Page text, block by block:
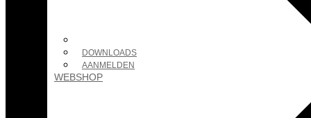
DOWNLOADS
AANMELDEN
WEBSHOP